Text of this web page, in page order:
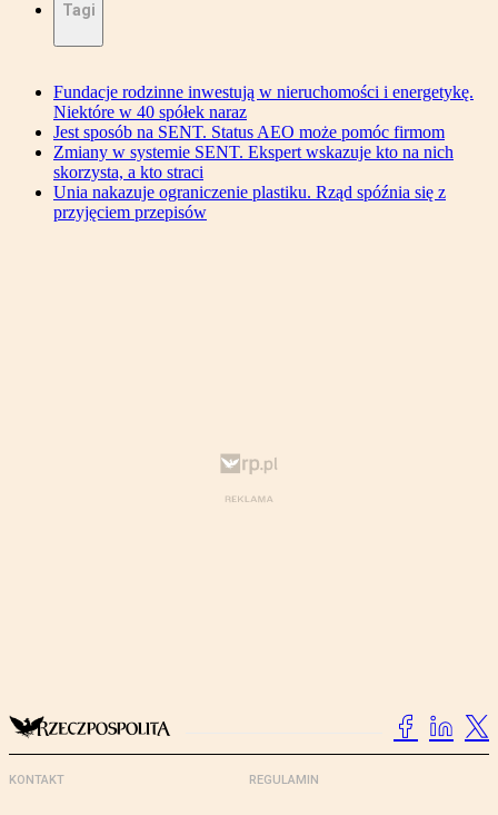
Tagi
Fundacje rodzinne inwestują w nieruchomości i energetykę.
Niektóre w 40 spółek naraz
Jest sposób na SENT. Status AEO może pomóc firmom
Zmiany w systemie SENT. Ekspert wskazuje kto na nich
skorzysta, a kto straci
Unia nakazuje ograniczenie plastiku. Rząd spóźnia się z
przyjęciem przepisów
KONTAKT REGULAMIN